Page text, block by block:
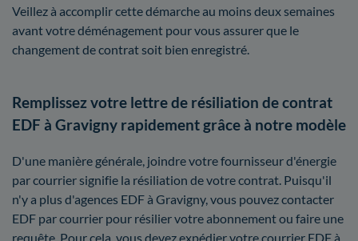
Veillez à accomplir cette démarche au moins deux semaines
avant votre déménagement pour vous assurer que le
changement de contrat soit bien enregistré.
Remplissez votre lettre de résiliation de contrat
EDF à Gravigny rapidement grâce à notre modèle
D'une manière générale, joindre votre fournisseur d'énergie
par courrier signifie la résiliation de votre contrat. Puisqu'il
n'y a plus d'agences EDF à Gravigny, vous pouvez contacter
EDF par courrier pour résilier votre abonnement ou faire une
requête. Pour cela, vous devez expédier votre courrier EDF à